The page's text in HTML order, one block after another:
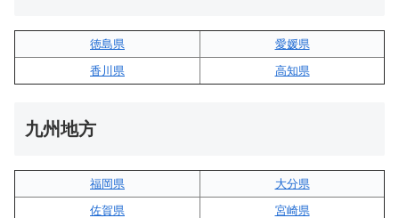
徳島県
愛媛県
香川県
高知県
九州地方
福岡県
大分県
佐賀県
宮崎県